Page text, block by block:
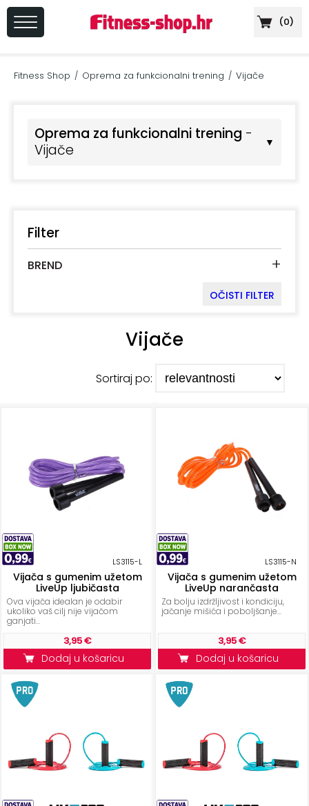
(0)
REGISTRACIJA
Sportska
oprema
Sprave
Girje
kettlebells
+Oprema
za
funkcionalni
trening
+Aerobik,
Joga
Elastične
trake
Borilački
Fitness Shop / Oprema za funkcionalni trening / Vijače
Oprema za funkcionalni trening -
Vijače
▼
Filter
+
BREND
OČISTI FILTER
Vijače
Sortiraj po:
LS3115-L
Vijača s gumenim užetom
LiveUp ljubičasta
Ova vijača idealan je odabir
ukoliko vaš cilj nije vijačom
ganjati...
3,95 €
Dodaj u košaricu
LS3115-N
Vijača s gumenim užetom
LiveUp narančasta
Za bolju izdržljivost i kondiciju,
jačanje mišića i poboljšanje...
3,95 €
Dodaj u košaricu